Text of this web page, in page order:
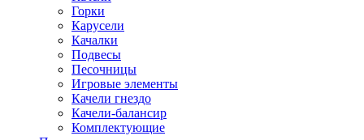
Горки
Карусели
Качалки
Подвесы
Песочницы
Игровые элементы
Качели гнездо
Качели-балансир
Комплектующие